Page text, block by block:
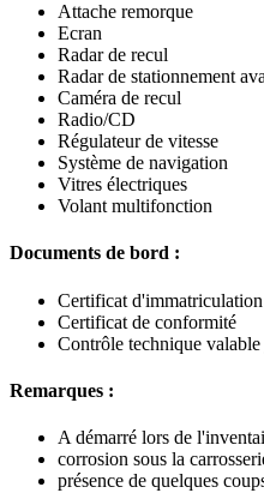
Attache remorque
Ecran
Radar de recul
Radar de stationnement
Caméra de recul
Radio/CD
Régulateur de vitesse
Système de navigation
Vitres électriques
Volant multifonction
Documents de bord :
Certificat
Certificat de conformité
Contrôle technique
Remarques :
A démarré lors de
corrosion sous la
présence de quelques